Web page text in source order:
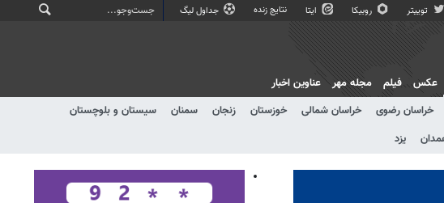
توییتر روبیکا ایتا نتایج زنده جداول لیگ
خراسان رضوی خراسان شمالی خوزستان زنجان سمنان
سیستان و بلوچستان
یزد
عکس فیلم مجله مهر عناوین اخبار